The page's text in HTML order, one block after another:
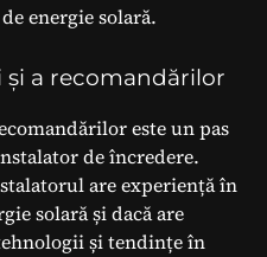
energie solară.
și a recomandărilor
este un pas
de încredere.
are experiență în
solară și dacă are
și tendințe în